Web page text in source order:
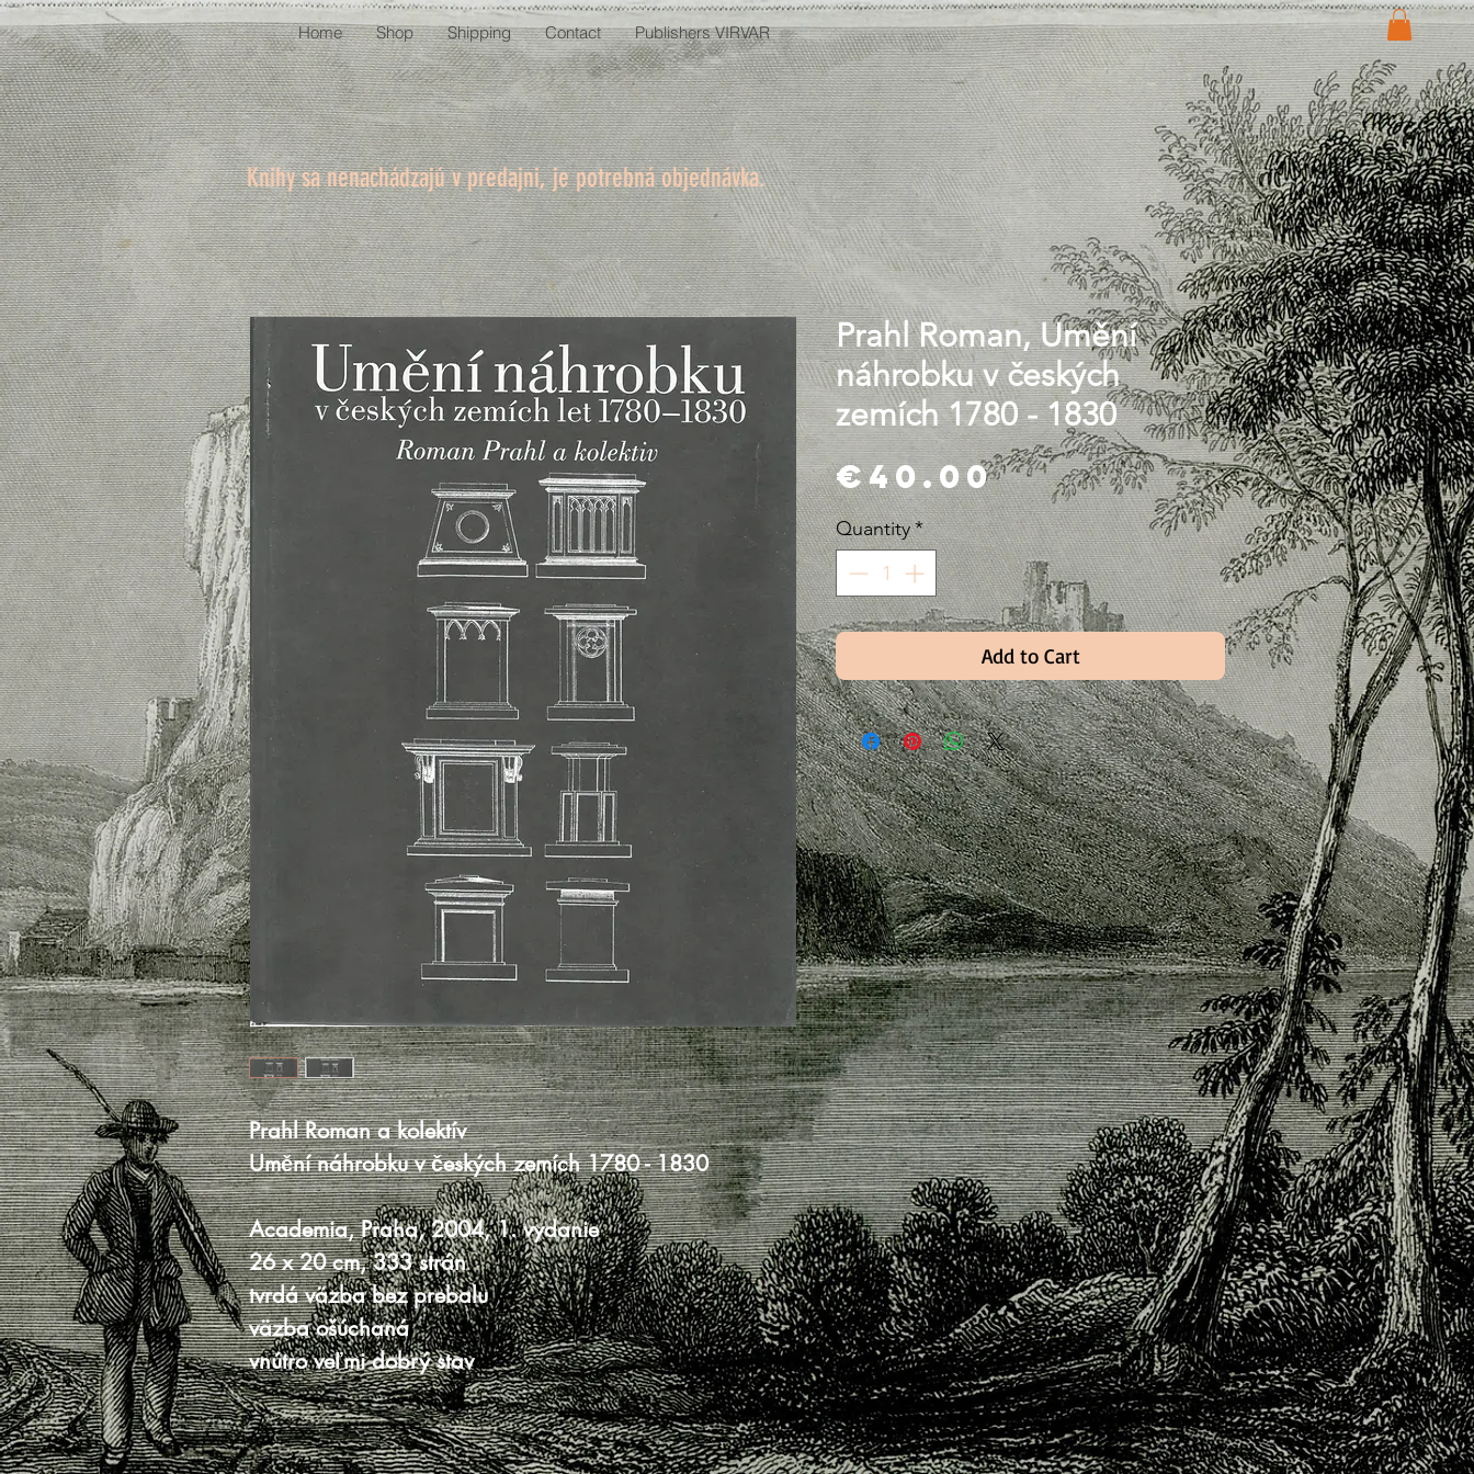
Home Shop Shipping Contact Publishers VIRVAR
Prahl Roman a kolektív
Umění náhrobku v českých zemích 1780 - 1830
Academia, Praha, 2004, 1. vydanie
26 x 20 cm, 333 strán
tvrdá väzba bez prebalu
väzba ošúchaná
vnútro veľmi dobrý stav
Prahl Roman, Umění
náhrobku v českých
zemích 1780 - 1830
€40.00Price
Quantity*
Add to Cart
Knihy sa nenachádzajú v predajni, je potrebná objednávka.